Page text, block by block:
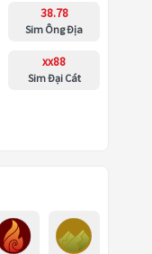
38.78
Sim Ông Địa
xx88
Sim Đại Cát